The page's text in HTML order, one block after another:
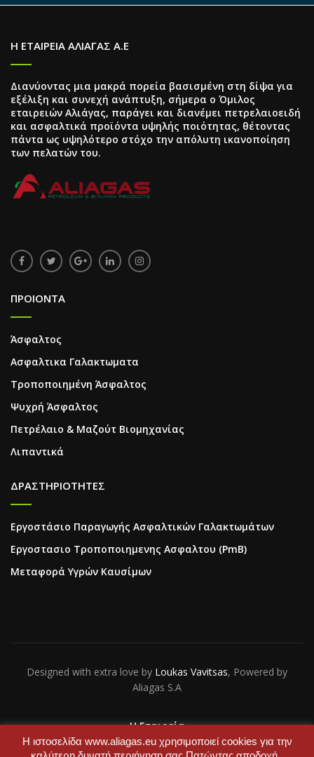
Η ΕΤΑΙΡΕΙΑ ΑΛΙΑΓΑΣ Α.Ε
Διανύοντας μια μακρά πορεία βασισμένη στη δίψα για
εξέλιξη και συνεχή ανάπτυξη, σήμερα ο Όμιλος
εταιρειών Αλιάγας, παράγει και διανέμει πετρελαιοειδή
και ασφαλτικά προϊόντα υψηλής ποιότητας, θέτοντας
πάντα ως υψηλότερο στόχο την απόλυτη ικανοποίηση
των πελατών του.
ΠΡΟΙΟΝΤΑ
Άσφαλτος
Ασφαλτικα Γαλακτωματα
Τροποποιημένη Άσφαλτος
Ψυχρή Άσφαλτος
Πετρέλαιο & Μαζούτ Βιομηχανίας
Λιπαντικά
ΔΡΑΣΤΗΡΙΟΤΗΤΕΣ
Εργοστάσιο Παραγωγής Ασφαλτικών Γαλακτωμάτων
Εργοστασιο Τροποποιημενης Ασφαλτου (PmB)
Μεταφορά Υγρών Καυσίμων
Designed with extra love by Loukas Vavitsas, Powered by
Aliagas S.A
Η Εταιρεία
Επικοινωνία
Η ιστοσελίδα www.aliagas.eu χρησιμοποιεί cookies για την